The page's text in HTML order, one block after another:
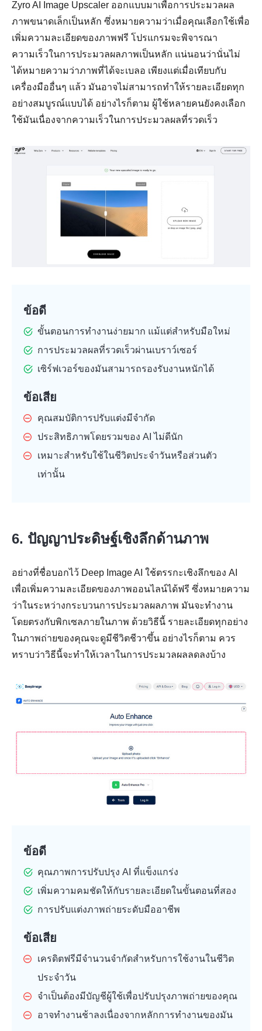
Zyro AI Image Upscaler ออกแบบมาเพื่อการประมวลผล
ภาพขนาดเล็กเป็นหลัก ซึ่งหมายความว่าเมื่อคุณเลือกใช้เพื่อ
เพิ่มความละเอียดของภาพฟรี โปรแกรมจะพิจารณา
ความเร็วในการประมวลผลภาพเป็นหลัก แน่นอนว่านั่นไม่
ได้หมายความว่าภาพที่ได้จะเบลอ เพียงแต่เมื่อเทียบกับ
เครื่องมืออื่นๆ แล้ว มันอาจไม่สามารถทำให้รายละเอียดทุก
อย่างสมบูรณ์แบบได้ อย่างไรก็ตาม ผู้ใช้หลายคนยังคงเลือก
ใช้มันเนื่องจากความเร็วในการประมวลผลที่รวดเร็ว
ข้อดี
ขั้นตอนการทำงานง่ายมาก แม้แต่สำหรับมือใหม่
การประมวลผลที่รวดเร็วผ่านเบราว์เซอร์
เซิร์ฟเวอร์ของมันสามารถรองรับงานหนักได้
ข้อเสีย
คุณสมบัติการปรับแต่งมีจำกัด
ประสิทธิภาพโดยรวมของ AI ไม่ดีนัก
เหมาะสำหรับใช้ในชีวิตประจำวันหรือส่วนตัว
เท่านั้น
6. ปัญญาประดิษฐ์เชิงลึกด้านภาพ
อย่างที่ชื่อบอกไว้ Deep Image AI ใช้ตรรกะเชิงลึกของ AI
เพื่อเพิ่มความละเอียดของภาพออนไลน์ได้ฟรี ซึ่งหมายความ
ว่าในระหว่างกระบวนการประมวลผลภาพ มันจะทำงาน
โดยตรงกับพิกเซลภายในภาพ ด้วยวิธีนี้ รายละเอียดทุกอย่าง
ในภาพถ่ายของคุณจะดูมีชีวิตชีวาขึ้น อย่างไรก็ตาม ควร
ทราบว่าวิธีนี้จะทำให้เวลาในการประมวลผลลดลงบ้าง
ข้อดี
คุณภาพการปรับปรุง AI ที่แข็งแกร่ง
เพิ่มความคมชัดให้กับรายละเอียดในขั้นตอนที่สอง
การปรับแต่งภาพถ่ายระดับมืออาชีพ
ข้อเสีย
เครดิตฟรีมีจำนวนจำกัดสำหรับการใช้งานในชีวิต
ประจำวัน
จำเป็นต้องมีบัญชีผู้ใช้เพื่อปรับปรุงภาพถ่ายของคุณ
อาจทำงานช้าลงเนื่องจากหลักการทำงานของมัน